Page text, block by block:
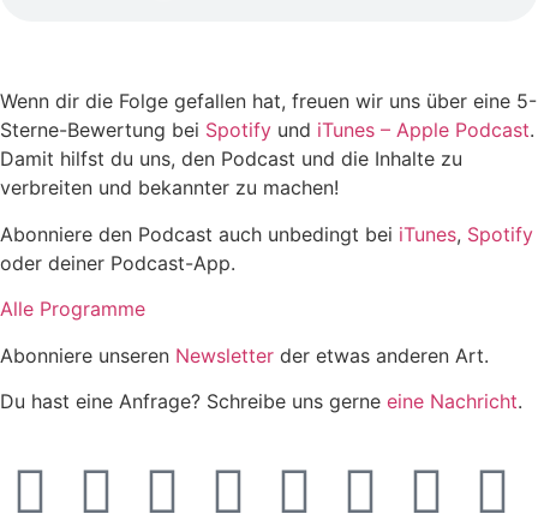
Wenn dir die Folge gefallen hat, freuen wir uns über eine 5-
Sterne-Bewertung bei Spotify und iTunes – Apple Podcast.
Damit hilfst du uns, den Podcast und die Inhalte zu
verbreiten und bekannter zu machen!
Abonniere den Podcast auch unbedingt bei iTunes, Spotify
oder deiner Podcast-App.
Alle Programme
Abonniere unseren Newsletter der etwas anderen Art.
Du hast eine Anfrage? Schreibe uns gerne eine Nachricht.